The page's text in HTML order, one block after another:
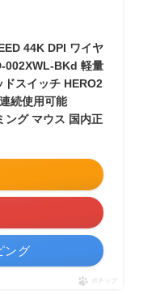
44K DPI ワイヤ
002XWL-BKd 軽量
スイッチ HERO2
続使用可能
ング マウス 国内正
ング
ポチップ